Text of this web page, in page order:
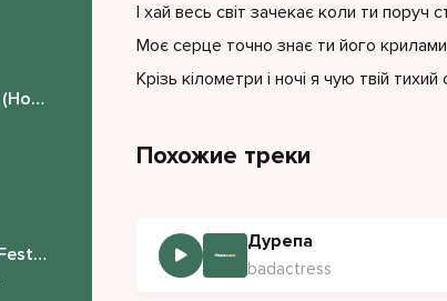
THIS & THAT (Новый Альбом 2026)
This & That (Festival Version)
І хай весь світ зачекає коли ти поруч
Моє серце точно знає ти його
Крізь кілометри і ночі я чую твій тихий
Похожие треки
Дурепа
badactress